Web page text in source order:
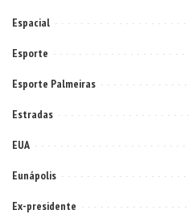
Espacial
Esporte
Esporte Palmeiras
Estradas
EUA
Eunápolis
Ex-presidente